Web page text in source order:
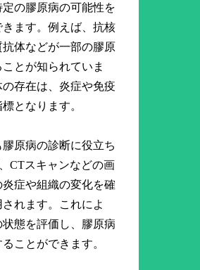
の膠原病の可能性を
ます。例えば、抗核
体などが一部の膠原
とが知られていま
存在は、炎症や免疫
となります。
原病の診断に役立ち
CTスキャンなどの画
症や組織の変化を確
れます。これによ
態を評価し、膠原病
ことができます。